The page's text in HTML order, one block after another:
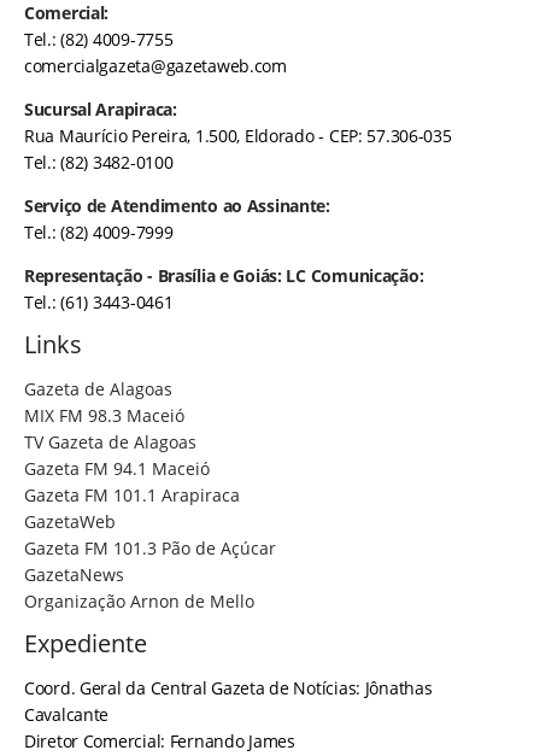
Comercial:
Tel.: (82) 4009-7755
comercialgazeta@gazetaweb.com
Sucursal Arapiraca:
Rua Maurício Pereira, 1.500, Eldorado - CEP: 57.306-035
Tel.: (82) 3482-0100
Serviço de Atendimento ao Assinante:
Tel.: (82) 4009-7999
Representação - Brasília e Goiás: LC Comunicação:
Tel.: (61) 3443-0461
Links
Gazeta de Alagoas
MIX FM 98.3 Maceió
TV Gazeta de Alagoas
Gazeta FM 94.1 Maceió
Gazeta FM 101.1 Arapiraca
GazetaWeb
Gazeta FM 101.3 Pão de Açúcar
GazetaNews
Organização Arnon de Mello
Expediente
Coord. Geral da Central Gazeta de Notícias: Jônathas
Cavalcante
Diretor Comercial: Fernando James